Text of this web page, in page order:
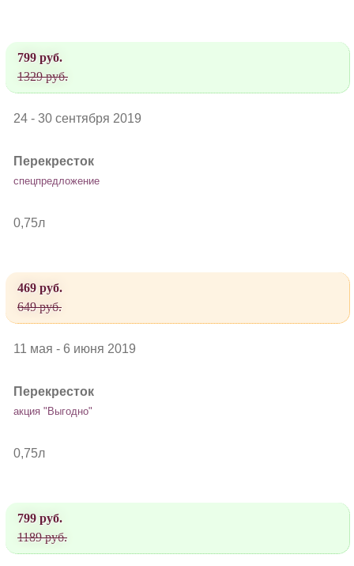
799 руб.
1329 руб.
24 - 30 сентября 2019
Перекресток
спецпредложение
0,75л
469 руб.
649 руб.
11 мая - 6 июня 2019
Перекресток
акция "Выгодно"
0,75л
799 руб.
1189 руб.